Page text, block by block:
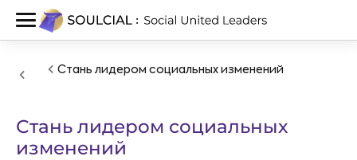
Стань лидером социальных изменений
Стань лидером социальных
изменений